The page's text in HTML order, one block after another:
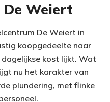
Weiert
De Weiert in
koopgedeelte naar
kost lijkt. Wat
nu het karakter van
plundering, met flinke